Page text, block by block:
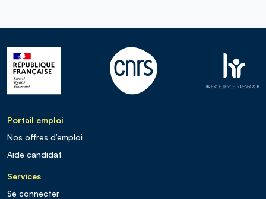
Portail emploi
Nos offres d’emploi
Aide candidat
Services
Se connecter